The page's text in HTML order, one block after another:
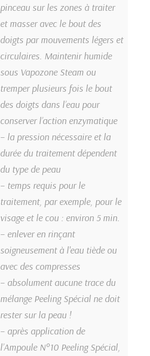
pinceau sur les zones à traiter
et masser avec le bout des
doigts par mouvements légers et
circulaires. Maintenir humide
sous Vapozone Steam ou
tremper plusieurs fois le bout
des doigts dans l’eau pour
conserver l’action enzymatique
– la pression nécessaire et la
durée du traitement dépendent
du type de peau
– temps requis pour le
traitement, par exemple, pour le
visage et le cou : environ 5 min.
– enlever en rinçant
soigneusement à l'eau tiède ou
avec des compresses
– absolument aucune trace du
mélange Peeling Spécial ne doit
rester sur la peau !
– après application de
l’Ampoule N°10 Peeling Spécial,